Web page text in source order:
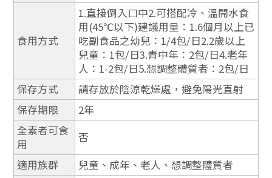
食用方式
1.直接倒入口中2.可搭配冷、溫開水食
用(45℃以下)建議用量：1.6個月以上已
吃副食品之幼兒：1/4包/日2.2歲以上
兒童：1包/日3.青中年：2包/日4.老年
人：1-2包/日5.想調整體質者：2包/日
保存方式
請存放於陰涼乾燥處，避免陽光直射
保存期限
2年
全素者可食
用
否
適用族群
兒童、成年、老人、想調整體質者